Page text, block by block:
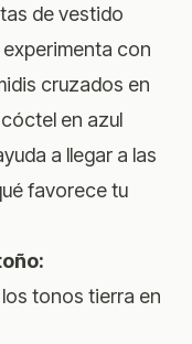
de vestido
con
cruzados en
en azul
a llegar a las
favorece tu
tonos tierra en